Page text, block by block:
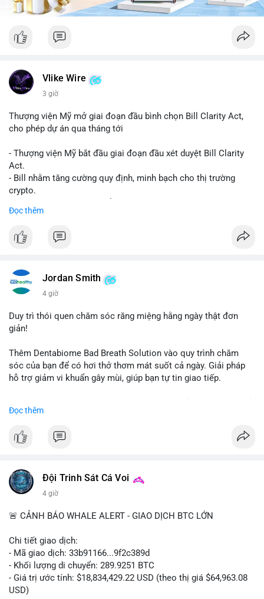
Vlike Wire
3 giờ
Thượng viện Mỹ mở giai đoạn đầu bình chọn Bill Clarity Act,
cho phép dự án qua tháng tới
- Thượng viện Mỹ bắt đầu giai đoạn đầu xét duyệt Bill Clarity
Act.
- Bill nhằm tăng cường quy định, minh bạch cho thị trường
crypto.
- Bill có thể ảnh hưởng pháp lý, hoạt động của các đồng tiền kỹ
$btc $eth
#vlikevn #titanbot
Đọc thêm
Jordan Smith
4 giờ
Duy trì thói quen chăm sóc răng miệng hằng ngày thật đơn
giản!
Thêm Dentabiome Bad Breath Solution vào quy trình chăm
sóc của bạn để có hơi thở thơm mát suốt cả ngày. Giải pháp
hỗ trợ giảm vi khuẩn gây mùi, giúp bạn tự tin giao tiếp.
lớn cho nụ cười khỏe mạnh.
#dentabiome #badbreathsolution
Đọc thêm
Đội Trinh Sát Cá Voi
4 giờ
🚨 CẢNH BÁO WHALE ALERT - GIAO DỊCH BTC LỚN
Chi tiết giao dịch:
- Mã giao dịch: 33b91166...9f2c389d
- Khối lượng di chuyển: 289.9251 BTC
- Giá trị ước tính: $18,834,429.22 USD (theo thị giá $64,963.08
USD)